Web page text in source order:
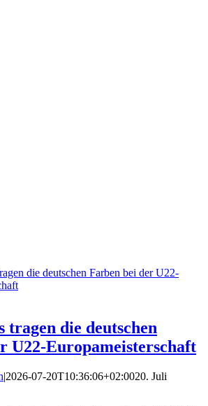
die deutschen Farben bei der U22-
tragen die deutschen
U22-Europameisterschaft
|2026-07-20T10:36:06+02:0020. Juli